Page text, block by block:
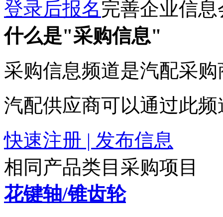
登录后报名完善企业信
什么是"采购信息"
采购信息频道是汽配采
汽配供应商可以通过此
快速注册 | 发布信息
相同产品类目采购项目
花键轴/锥齿轮